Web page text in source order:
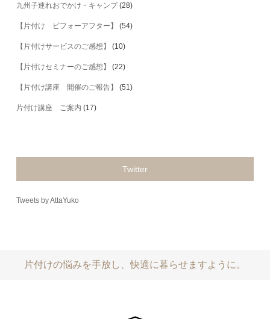
九州子連れおでかけ・キャンプ(28)
【片付け ビフォーアフター】 (54)
【片付けサービスのご感想】 (10)
【片付けセミナーのご感想】 (22)
【片付け講座 開催のご報告】 (51)
片付け講座 ご案内 (17)
Twitter
Tweets by AttaYuko
片付けの悩みを手放し、快適に暮らせますように。